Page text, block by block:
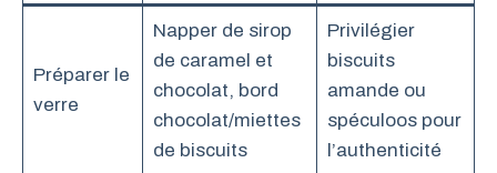
Préparer le
verre
Napper de sirop
de caramel et
chocolat, bord
chocolat/miettes
de biscuits
Privilégier
biscuits
amande ou
spéculoos pour
l’authenticité